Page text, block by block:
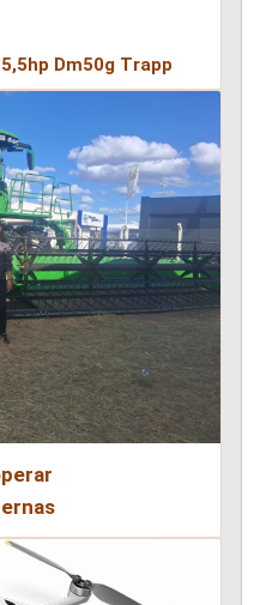
Dm50g Trapp